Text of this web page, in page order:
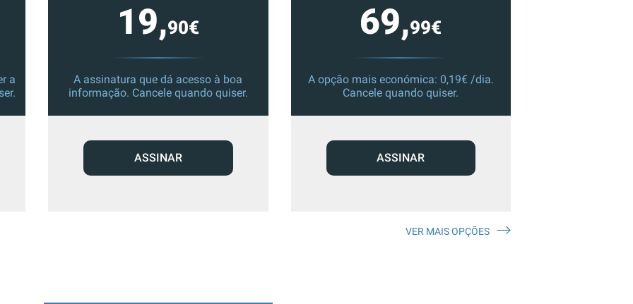
a
19,90€
A assinatura que dá acesso à boa
informação. Cancele quando quiser.
ASSINAR
69,99€
A opção mais económica: 0,19€ /dia.
Cancele quando quiser.
ASSINAR
VER MAIS OPÇÕES